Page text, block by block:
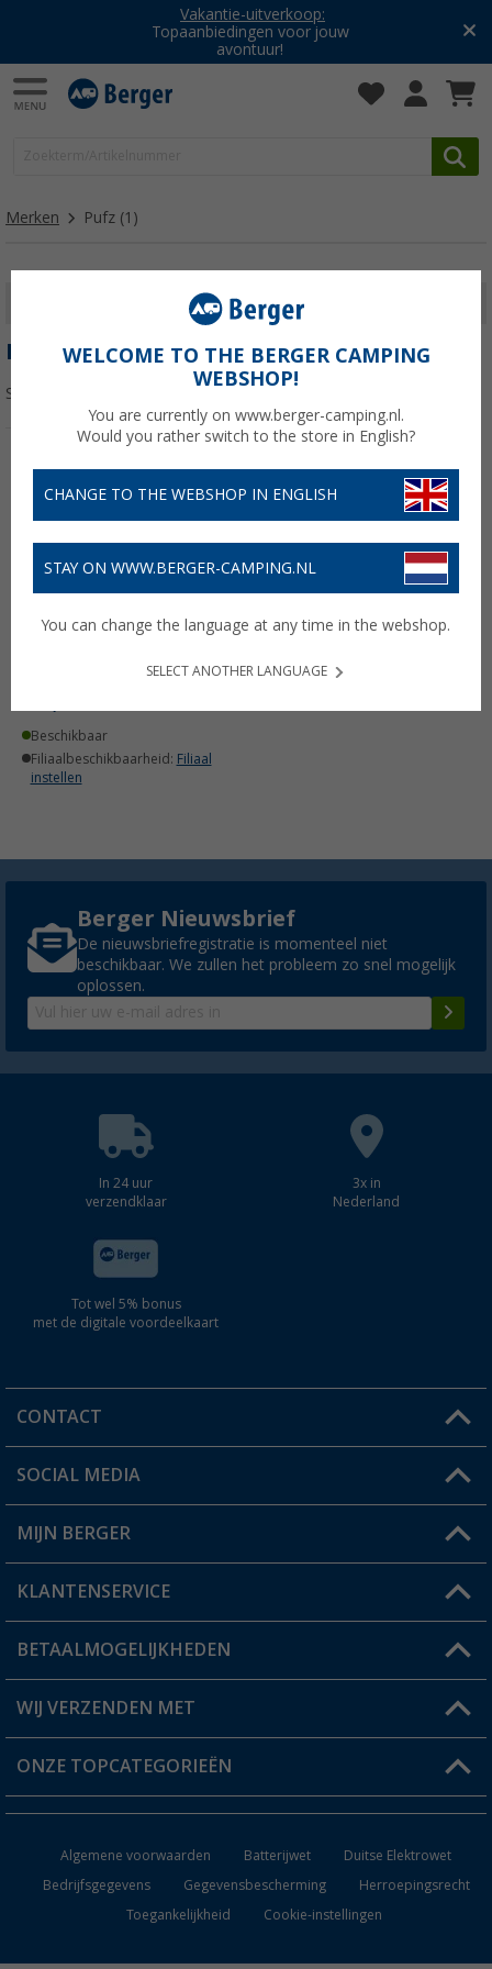
Vakantie-uitverkoop:
Topaanbiedingen voor jouw
avontuur!
Merken Pufz (1)
FILTER WEERGEVEN
PUFZ
Sorteren:
Beschikbaar
Filiaalbeschikbaarheid: Filiaal
instellen
Berger Nieuwsbrief
De nieuwsbriefregistratie is momenteel niet
beschikbaar. We zullen het probleem zo snel mogelijk
oplossen.
In 24 uur
verzendklaar
3x in
Nederland
Tot wel 5% bonus
met de digitale voordeelkaart
CONTACT
Een vraag?
Winkel vinden
SOCIAL MEDIA
MIJN BERGER
Mijn account
Status bestelling
Verlanglijstje
KLANTENSERVICE
FAQ & Contact
Verzendinformatie
Catalogus
BETAALMOGELIJKHEDEN
WIJ VERZENDEN MET
ONZE TOPCATEGORIEËN
Campingmeubilair
Algemene voorwaarden Batterijwet
Duitse Elektrowet
Bedrijfsgegevens
Gegevensbescherming
Herroepingsrecht
Toegankelijkheid
Cookie-instellingen
WELCOME TO THE BERGER CAMPING
WEBSHOP!
You are currently on www.berger-camping.nl.
Would you rather switch to the store in English?
CHANGE TO THE WEBSHOP IN ENGLISH
STAY ON WWW.BERGER-CAMPING.NL
You can change the language at any time in the webshop.
SELECT ANOTHER LANGUAGE